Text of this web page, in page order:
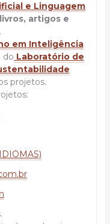
e Linguagem
livros, artigos e
em Inteligência
do Laboratório de
projetos.